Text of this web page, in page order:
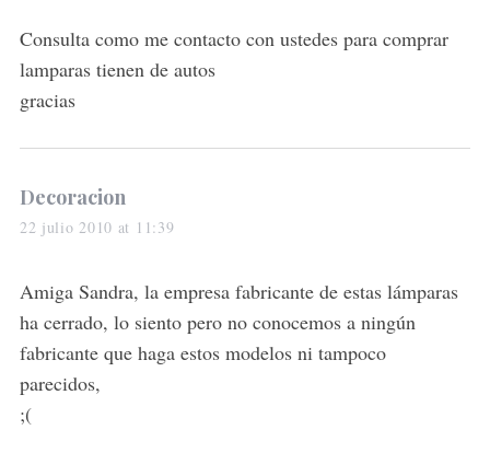
s
:
Consulta como me contacto con ustedes para comprar
lamparas tienen de autos
gracias
s
a
s
:
Decoracion
22 julio 2010 at 11:39
Amiga Sandra, la empresa fabricante de estas lámparas
ha cerrado, lo siento pero no conocemos a ningún
fabricante que haga estos modelos ni tampoco
parecidos,
;(